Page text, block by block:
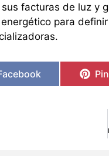
facturas de luz y
para